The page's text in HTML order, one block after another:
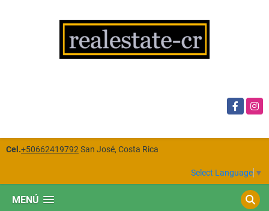
Facebook
Cel.+50662419792 San José, Costa Rica
Select Language ▼
MENÚ